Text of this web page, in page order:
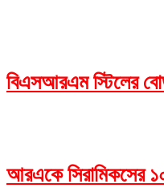
বিএসআরএম স্টিলের
আরএকে সিরামিকসের